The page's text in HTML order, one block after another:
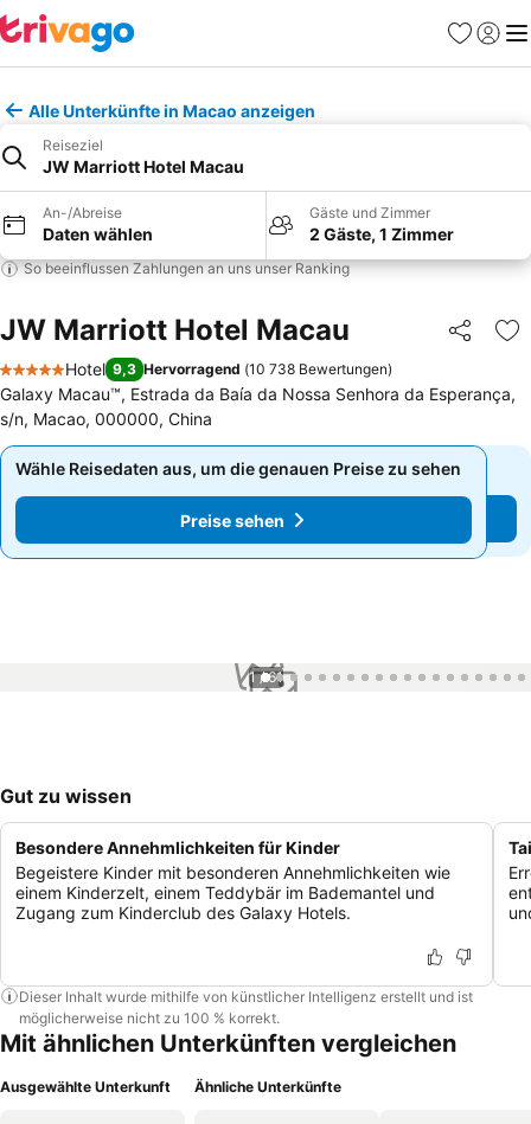
Favoriten
Alle Unterkünfte in Macao anzeigen
Reiseziel
JW Marriott Hotel Macau
An-/Abreise
Daten wählen
Gäste und Zimmer
2 Gäste, 1 Zimmer
So beeinflussen Zahlungen an uns unser Ranking
JW Marriott Hotel Macau Teilen
5 Sterne
Hotel 9,3 Hervorragend (10 738 Bewertungen)
Galaxy Macau™, Estrada da Baía da Nossa Senhora da Esperança,
s/n, Macao, 000000, China
Wähle Reisedaten aus, um die genauen Preise zu sehen
Preise sehen
Wähle Reisedaten aus, um die genauen Preise zu sehen
Preise sehen
1 / 61
Gut zu wissen
Besondere Annehmlichkeiten für Kinder
Begeistere Kinder mit besonderen Annehmlichkeiten wie
einem Kinderzelt, einem Teddybär im Bademantel und
Zugang zum Kinderclub des Galaxy Hotels.
Dieser Inhalt wurde mithilfe von künstlicher Intelligenz erstellt und ist
möglicherweise nicht zu 100 % korrekt.
Mit ähnlichen Unterkünften vergleichen
Ausgewählte Unterkunft Ähnliche Unterkünfte